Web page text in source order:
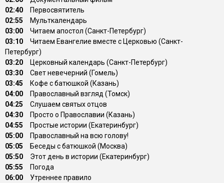
02:40
Первосвятитель
02:55
Мульткалендарь
03:00
Читаем апостол (Санкт-Петербург)
03:10
Читаем Евангелие вместе с Церковью (Санкт-
Петербург)
03:20
Церковный календарь (Санкт-Петербург)
03:30
Свет невечерний (Гомель)
03:45
Кофе с батюшкой (Казань)
04:00
Православный взгляд (Томск)
04:25
Слушаем святых отцов
04:30
Просто о Православии (Казань)
04:55
Простые истории (Екатеринбург)
05:00
Православный на всю голову!
05:05
Беседы с батюшкой (Москва)
05:50
Этот день в истории (Екатеринбург)
05:55
Погода
06:00
Утреннее правило